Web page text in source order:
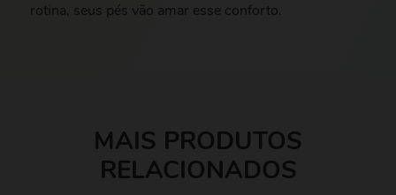
rotina, seus pés vão amar esse conforto.
MAIS PRODUTOS
RELACIONADOS